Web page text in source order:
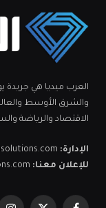
العرب ميديا هي جريدة
الاقتصاد والرياضة
الإدارة:
للإعلان معنا: